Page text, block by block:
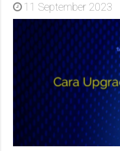
11 September 2023